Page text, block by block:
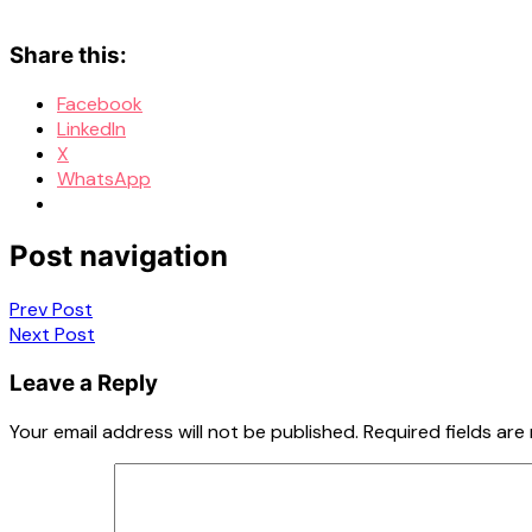
Share this:
Facebook
LinkedIn
X
WhatsApp
Post navigation
Prev Post
Next Post
Leave a Reply
Your email address will not be published. Required fields are